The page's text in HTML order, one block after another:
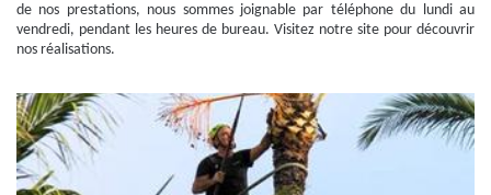
de nos prestations, nous sommes joignable par téléphone du lundi au
vendredi, pendant les heures de bureau. Visitez notre site pour découvrir
nos réalisations.